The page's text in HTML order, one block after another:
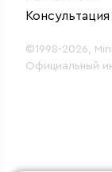
©1998-2026,
Официальный